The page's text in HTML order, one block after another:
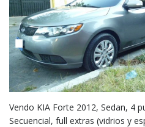
Vendo KIA Forte 2012, Sedan, 4
Secuencial, full extras (vidrios y